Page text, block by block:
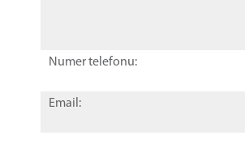
Numer telefonu:
Email: